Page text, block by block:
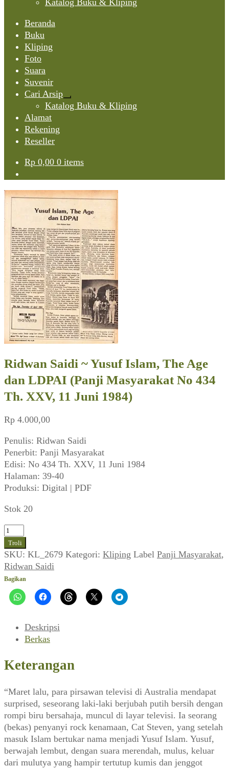
Katalog Buku & Kliping
Beranda
Buku
Kliping
Foto
Suara
Suvenir
Cari Arsip
Expand
child
Katalog Buku & Kliping
Alamat
Rekening
Reseller
Rp 0,00 0 items
Ridwan Saidi ~ Yusuf Islam, The Age
dan LDPAI (Panji Masyarakat No 434
Th. XXV, 11 Juni 1984)
Rp 4.000,00
Penulis: Ridwan Saidi
Penerbit: Panji Masyarakat
Edisi: No 434 Th. XXV, 11 Juni 1984
Halaman: 39-40
Produksi: Digital | PDF
Stok 20
Kuantitas
Ridwan
Saidi
~
Yusuf
Islam,
The
LDPAI
Masyarakat
No
Th.
XXV,
11
Juni
1984)
Troli
SKU: KL_2679 Kategori: Kliping Label Panji Masyarakat,
Ridwan Saidi
Bagikan
Deskripsi
Berkas
Keterangan
“Maret lalu, para pirsawan televisi di Australia mendapat
surprised, seseorang laki-laki berjubah putih bersih dengan
rompi biru bersahaja, muncul di layar televisi. Ia seorang
(bekas) penyanyi rock kenamaan, Cat Steven, yang setelah
masuk Islam bertukar nama menjadi Yusuf Islam. Yusuf,
berwajah lembut, dengan suara merendah, mulus, keluar
dari mulutya yang hampir tertutup kumis dan jenggot